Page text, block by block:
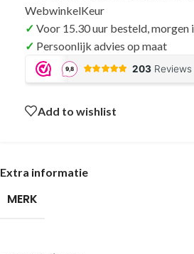
WebwinkelKeur
Voor 15.30 uur besteld, morgen
Persoonlijk advies op maat
Add to wishlist
Extra informatie
MERK